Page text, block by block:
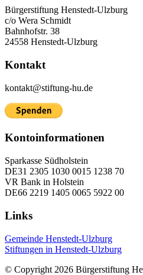
Bürgerstiftung Henstedt-Ulzburg
c/o Wera Schmidt
Bahnhofstr. 38
24558 Henstedt-Ulzburg
Kontakt
kontakt@stiftung-hu.de
Kontoinformationen
Sparkasse Südholstein
DE31 2305 1030 0015 1238 70
VR Bank in Holstein
DE66 2219 1405 0065 5922 00
Links
Gemeinde Henstedt-Ulzburg
Stiftungen in Henstedt-Ulzburg
© Copyright 2026 Bürgerstiftung